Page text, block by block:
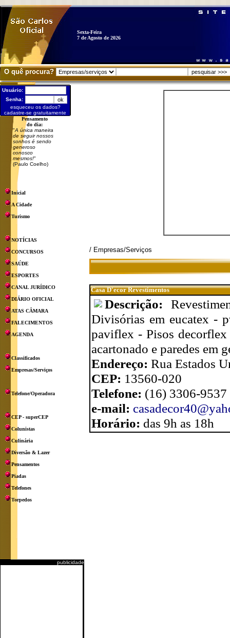
Sexta-Feira
7 de Agosto de 2026
O quê procura?
Usuário:
Senha:
esqueceu os dados?
cadastre-se gratuitamente
Pensamento
do dia:
"A única maneira
de seguir nossos
sonhos é sendo
generoso
conosco
mesmos!"
(Paulo Coelho)
Inicial
A Cidade
Turismo
NOTÍCIAS
CONCURSOS
SAÚDE
ESPORTES
CANAL JURÍDICO
DIÁRIO OFICIAL
ATAS CÂMARA
FALECIMENTOS
AGENDA
Classificados
Empresas/Serviços
Telefone/Operadora
CEP - superCEP
Colunistas
Culinária
Diversão & Lazer
Pensamentos
Piadas
Telefones
Torpedos
publicidade
/ Empresas/Serviços
Casa D'ecor Revestimentos
Descrição:
Divisórias em eucatex -
paviflex - Pisos decorflex
acartonado e paredes em
Endereço: Rua Estados
CEP: 13560-020
Telefone: (16) 3306-
e-mail:
Horário: das 9h as 18h